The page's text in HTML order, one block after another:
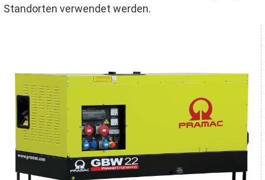
Standorten verwendet werden.